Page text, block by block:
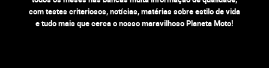
com testes criteriosos, notícias, matérias sobre estilo de vida
e tudo mais que cerca o nosso maravilhoso Planeta Moto!